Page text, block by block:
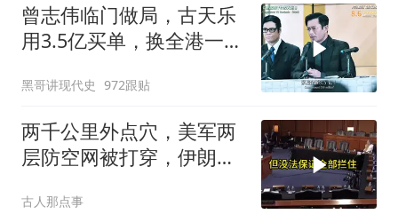
曾志伟临门做局，古天乐
用3.5亿买单，换全港一声
黑哥讲现代史 972跟贴
两千公里外点穴，美军两
层防空网被打穿，伊朗亮
不住了
古人那点事